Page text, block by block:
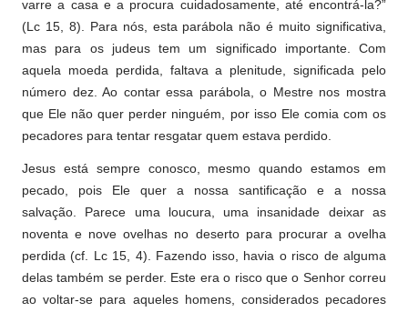
varre a casa e a procura cuidadosamente, até encontrá-la?”
(Lc 15, 8). Para nós, esta parábola não é muito significativa,
mas para os judeus tem um significado importante. Com
aquela moeda perdida, faltava a plenitude, significada pelo
número dez. Ao contar essa parábola, o Mestre nos mostra
que Ele não quer perder ninguém, por isso Ele comia com os
pecadores para tentar resgatar quem estava perdido.
Jesus está sempre conosco, mesmo quando estamos em
pecado, pois Ele quer a nossa santificação e a nossa
salvação. Parece uma loucura, uma insanidade deixar as
noventa e nove ovelhas no deserto para procurar a ovelha
perdida (cf. Lc 15, 4). Fazendo isso, havia o risco de alguma
delas também se perder. Este era o risco que o Senhor correu
ao voltar-se para aqueles homens, considerados pecadores